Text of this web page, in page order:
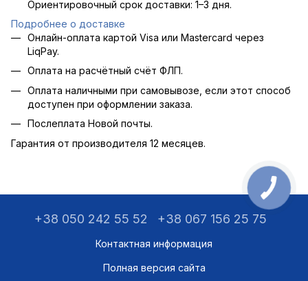
Ориентировочный срок доставки: 1–3 дня.
Подробнее о доставке
Онлайн-оплата картой Visa или Mastercard через
LiqPay.
Оплата на расчётный счёт ФЛП.
Оплата наличными при самовывозе, если этот способ
доступен при оформлении заказа.
Послеплата Новой почты.
Гарантия от производителя 12 месяцев.
+38 050 242 55 52 +38 067 156 25 75
Контактная информация
Полная версия сайта